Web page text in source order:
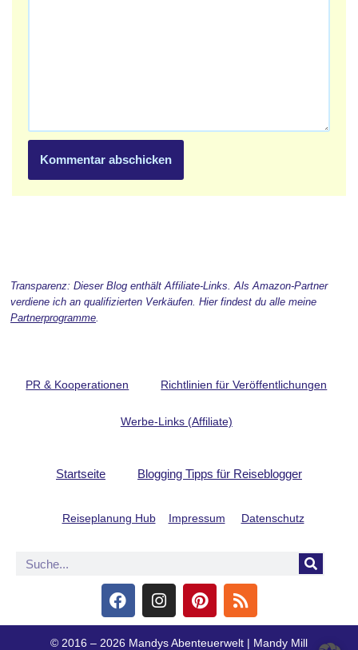
Transparenz: Dieser Blog enthält Affiliate-Links. Als Amazon-Partner
verdiene ich an qualifizierten Verkäufen. Hier findest du alle meine
Partnerprogramme.
PR & Kooperationen Richtlinien für Veröffentlichungen
Werbe-Links (Affiliate)
Startseite Blogging Tipps für Reiseblogger
Reiseplanung Hub Impressum Datenschutz
© 2016 – 2026 Mandys Abenteuerwelt | Mandy Mill